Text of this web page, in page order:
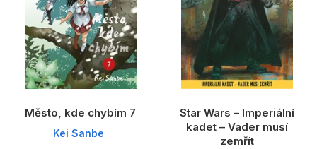
Město, kde chybím 7
Kei Sanbe
Star Wars – Imperiální
kadet – Vader musí
zemřít